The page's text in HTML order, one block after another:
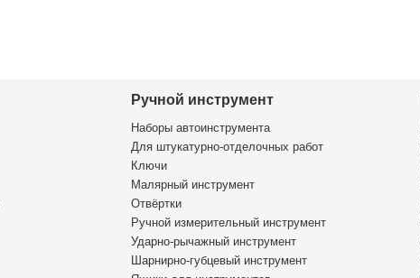
Ручной инструмент
Наборы автоинструмента
Для штукатурно-отделочных работ
Ключи
Малярный инструмент
Отвёртки
Ручной измерительный инструмент
Ударно-рычажный инструмент
Шарнирно-губцевый инструмент